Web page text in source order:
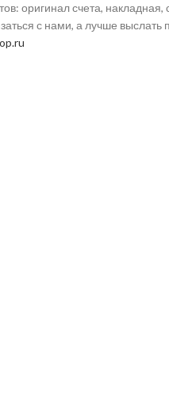
оригинал счета, накладная,
с нами, а лучше выслать